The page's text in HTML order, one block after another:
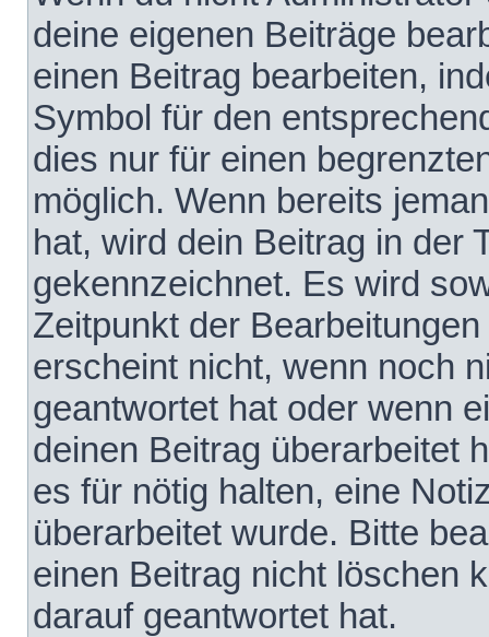
deine eigenen Beiträge
einen Beitrag bearbeiten,
Symbol für den
dies nur für einen
möglich. Wenn bereits
hat, wird dein Beitrag in der
gekennzeichnet. Es wird
Zeitpunkt der
erscheint nicht, wenn noch
geantwortet hat oder wenn
deinen Beitrag überarbeitet
es für nötig halten, eine
überarbeitet wurde. Bitte
einen Beitrag nicht löschen
darauf geantwortet hat.